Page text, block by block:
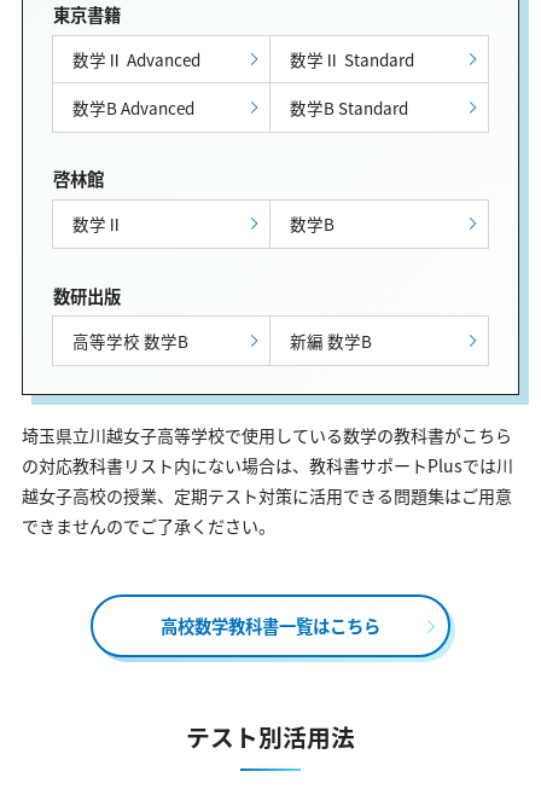
東京書籍
数学Ⅱ Advanced
数学Ⅱ Standard
数学B Advanced
数学B Standard
啓林館
数学Ⅱ 数学B
数研出版
高等学校 数学B 新編 数学B
埼玉県立川越女子高等学校で使用している数学の教科書がこちら
の対応教科書リスト内にない場合は、教科書サポートPlusでは川
越女子高校の授業、定期テスト対策に活用できる問題集はご用意
できませんのでご了承ください。
高校数学教科書一覧はこちら
テスト別活用法